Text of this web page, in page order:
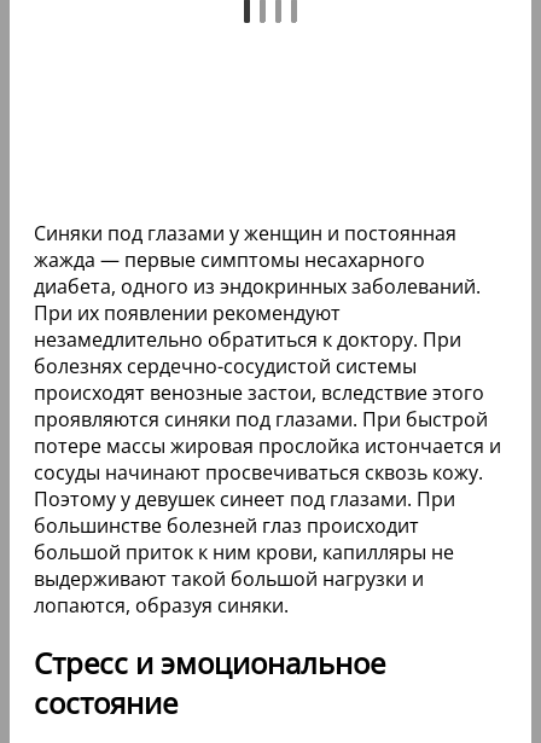
Синяки под глазами у женщин и постоянная
жажда — первые симптомы несахарного
диабета, одного из эндокринных заболеваний.
При их появлении рекомендуют
незамедлительно обратиться к доктору. При
болезнях сердечно-сосудистой системы
происходят венозные застои, вследствие этого
проявляются синяки под глазами. При быстрой
потере массы жировая прослойка истончается и
сосуды начинают просвечиваться сквозь кожу.
Поэтому у девушек синеет под глазами. При
большинстве болезней глаз происходит
большой приток к ним крови, капилляры не
выдерживают такой большой нагрузки и
лопаются, образуя синяки.
Стресс и эмоциональное
состояние